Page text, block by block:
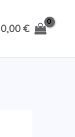
0,00 €